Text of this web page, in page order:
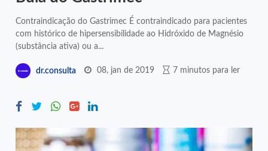
Contraindicação do Gastrimec É contraindicado para pacientes
com histórico de hipersensibilidade ao Hidróxido de Magnésio
(substância ativa) ou a...
dr.consulta 08, jan de 2019 7 minutos para ler